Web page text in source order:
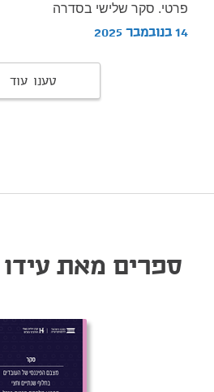
פרטי. סקר שלישי בסדרה
14 בנובמבר 2025
טענו עוד
ספרים מאת